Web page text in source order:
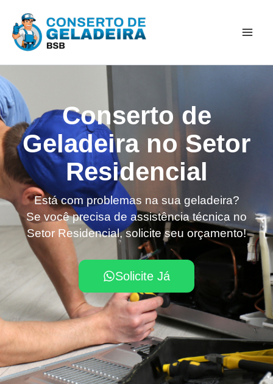
para
Conserto de
Geladeira no Setor
Residencial
Está com problemas na sua geladeira?
Se você precisa de assistência técnica no
Setor Residencial, solicite seu orçamento!
Solicite Já